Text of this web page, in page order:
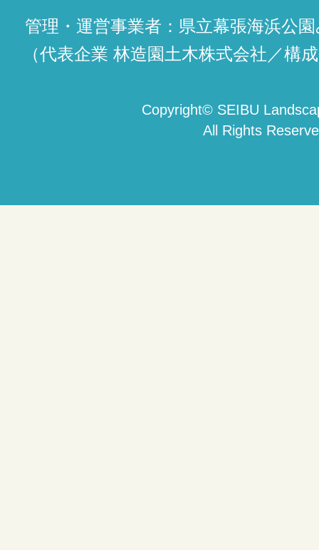
管理・運営事業者：県立幕張海浜公
（代表企業 林造園土木株式会社／構
Copyright©SEIBU
All Rights